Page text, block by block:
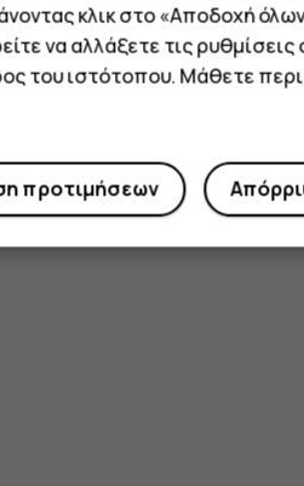
κλικ στο «Αποδοχή
να αλλάξετε τις
του ιστότοπου. Μάθετε
προτιμήσεων